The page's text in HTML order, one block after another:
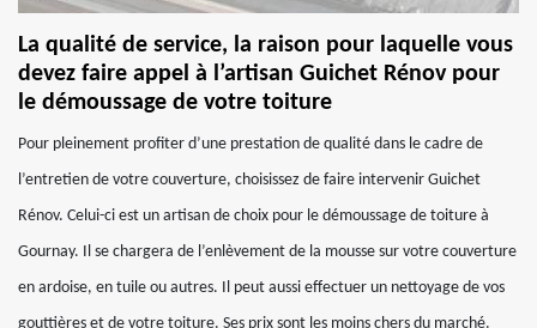
La qualité de service, la raison pour laquelle vous
devez faire appel à l’artisan Guichet Rénov pour
le démoussage de votre toiture
Pour pleinement profiter d’une prestation de qualité dans le cadre de
l’entretien de votre couverture, choisissez de faire intervenir Guichet
Rénov. Celui-ci est un artisan de choix pour le démoussage de toiture à
Gournay. Il se chargera de l’enlèvement de la mousse sur votre couverture
en ardoise, en tuile ou autres. Il peut aussi effectuer un nettoyage de vos
gouttières et de votre toiture. Ses prix sont les moins chers du marché.